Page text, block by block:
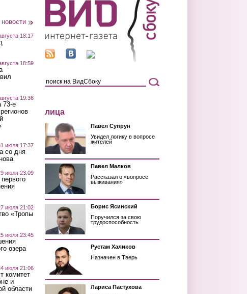
новости
18:17
18:59
19:36
73-е
июля 17:37
со дня
июля 23:09
июля 21:02
«Тропы
июля 23:45
озера
июля 21:06
комитет
и
области
лица
Павел Супрун
Увидел логику в вопросе
жителей
Павел Малков
Рассказал о «вопросе
выживания»
Борис Ясинский
Поручился за свою
трудоспособность
Рустам Халиков
Назначен в Тверь
Лариса Пастухова